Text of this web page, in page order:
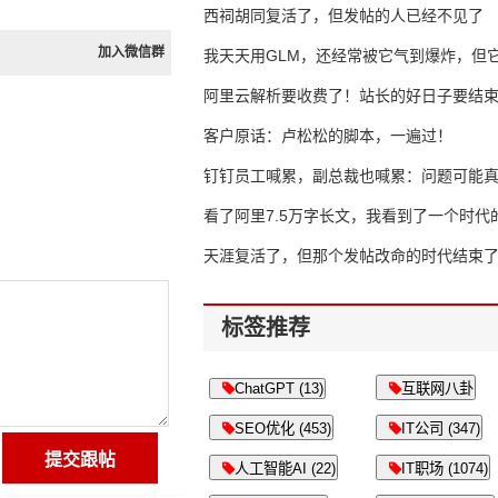
加入微信群
西祠胡同复活了，但发帖的人已经不见了
我天天用GLM，还经常被它气到爆炸，但
16万亿
阿里云解析要收费了！站长的好日子要结
客户原话：卢松松的脚本，一遍过！
钉钉员工喊累，副总裁也喊累：问题可能
了
看了阿里7.5万字长文，我看到了一个时代
天涯复活了，但那个发帖改命的时代结束了
标签推荐
ChatGPT (13) 互联网八卦
SEO优化 (453) IT公司 (347)
人工智能AI (22) IT职场 (1074)